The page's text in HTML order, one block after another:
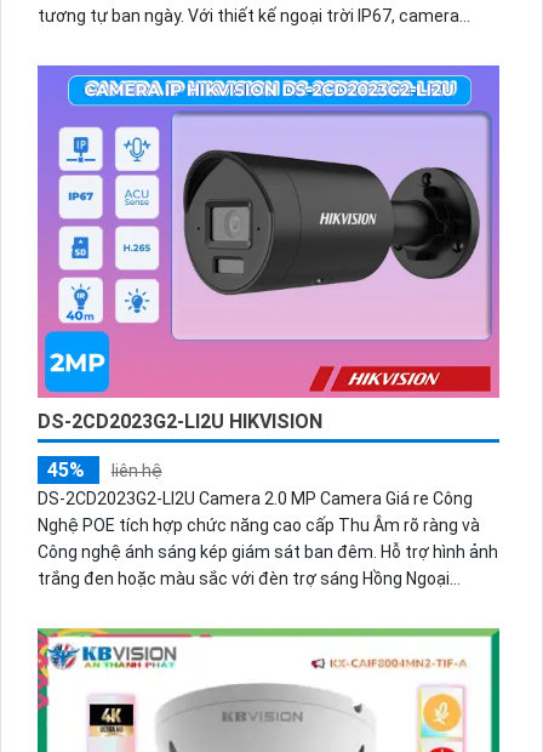
tương tự ban ngày. Với thiết kế ngoại trời IP67, camera
Được trang bị khe cắm thẻ nhớ Micro SD, cho phép lưu trữ
dữ liệu tại chỗ. Camera cũng có chức năng thu âm và loa
cao cấp, cùng với cấu hình tiết kiệm điện với nguồn 12V
ONVIF H.265/H.264+/H.264.Camera giá rẻ IP Wifi KX-S5BW
với tính năng Ánh Sáng Kép thông minh, giám sát ban đêm
Full Color 30m. Thiết kế ngoại trời tinh tế, IP67. Trang bị
Tracking chuyển động, kết nối dễ dàng. Lưu dữ liệu trên thẻ
nhớ Micro SD. Thu Âm và Loa cao cấp, tiết kiệm điện với
nguồn 12V. H.265/H.264+/H.264.
DS-2CD2023G2-LI2U HIKVISION
45%
liên hệ
DS-2CD2023G2-LI2U Camera 2.0 MP Camera Giá re Công
Nghệ POE tích hợp chức năng cao cấp Thu Âm rõ ràng và
Công nghệ ánh sáng kép giám sát ban đêm. Hỗ trợ hình ảnh
trắng đen hoặc màu sắc với đèn trợ sáng Hồng Ngoại
sáng Hồng Ngoại Smart IR giúp hình sáng hơn CMOS cho
phép xem được ban đêm từ xa tới 40m.